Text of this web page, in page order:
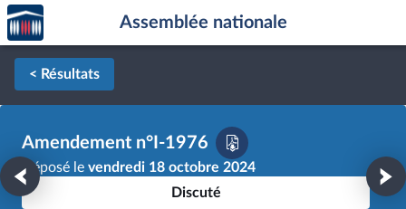
Aller au contenu
Aller en bas de la page
Accèder
à la
page
d'accueil
Assemblée nationale
< Résultats
Amendement n°I-1976
Déposé le vendredi 18 octobre 2024
Discuté